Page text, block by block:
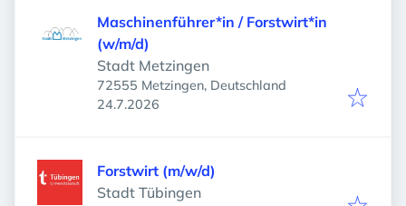
Maschinenführer*in / Forstwirt*in
(w/m/d)
Stadt Metzingen
72555 Metzingen, Deutschland
Veröffentlicht
24.7.2026
Forstwirt (m/w/d)
Stadt Tübingen